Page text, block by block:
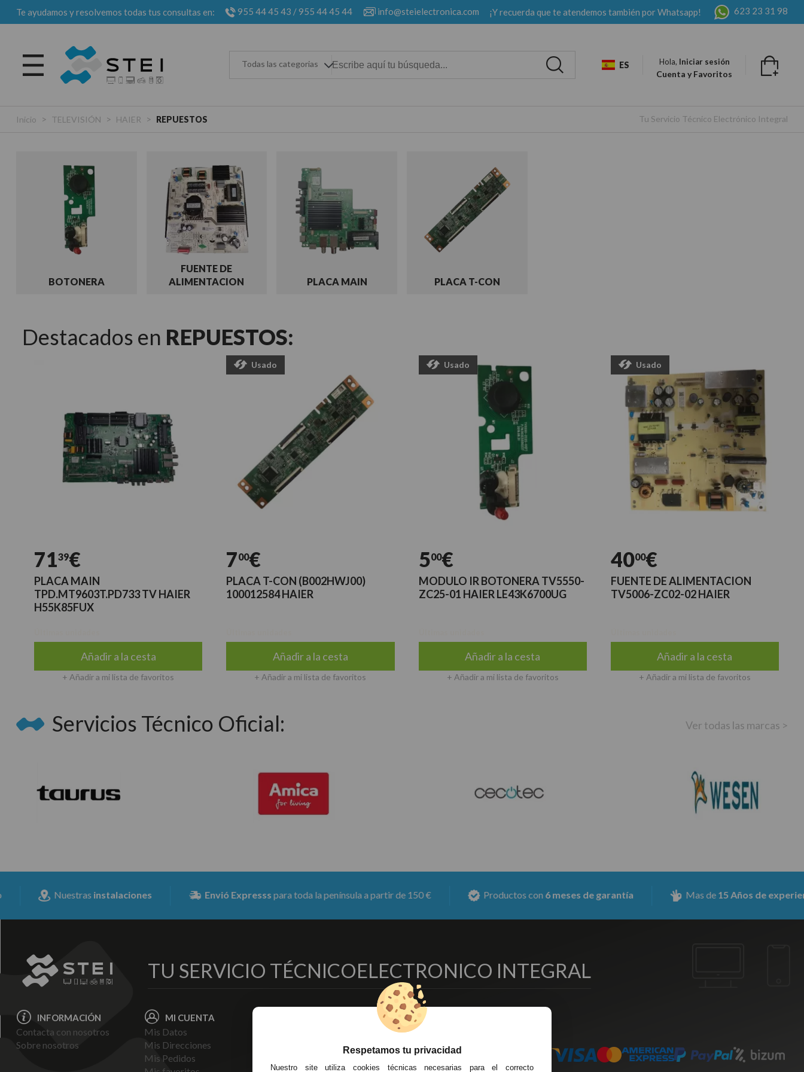
Te ayudamos y resolvemos todas tus consultas en: 955 44 45 43 /955 44 45 44 info@steielectronica.com ¡Y recuerda que te atendemos también por Whatsapp! 623 23 31 98
Todas las categorias ES Hola, Iniciar sesión
Cuenta y Favoritos
Inicio > TELEVISIÓN > HAIER > REPUESTOS Tu Servicio Técnico Electrónico Integral
BOTONERA
FUENTE DE
ALIMENTACION
PLACA MAIN PLACA T-CON
Destacados en REPUESTOS:
7139€
PLACA MAIN
TPD.MT9603T.PD733 TV HAIER
H55K85FUX
Añadir a la cesta
+ Añadir a mi lista de favoritos
Usado
700€
PLACA T-CON (B002HWJ00)
100012584 HAIER
Añadir a la cesta
+ Añadir a mi lista de favoritos
Usado
500€
MODULO IR BOTONERA TV5550-
ZC25-01 HAIER LE43K6700UG
Añadir a la cesta
+ Añadir a mi lista de favoritos
Usado
4000€
FUENTE DE ALIMENTACION
TV5006-ZC02-02 HAIER
Añadir a la cesta
+ Añadir a mi lista de favoritos
Servicios Técnico Oficial: Ver todas las marcas >
Nuestrasinstalaciones Envió Expressspara toda la península a partir de 150 € Productos con6 meses de garantía Mas de15 Años de experiencia
TU SERVICIO TÉCNICOELECTRONICO INTEGRAL
INFORMACIÓN
Contacta con nosotros
Sobre nosotros
MI CUENTA
Mis Datos
Mis Direcciones
Mis Pedidos
Entregas y Devoluciones
DELEGACIONES
Écija - Sevilla
Av. Plaza de Toros. Local 3
Córdoba
Respetamos tu privacidad
Nuestro site utiliza cookies técnicas necesarias para el correcto